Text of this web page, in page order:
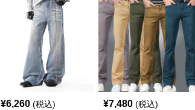
¥6,260 (税込) ¥7,480 (税込)